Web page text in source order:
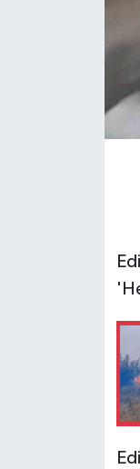
İş Dünyası
Jandarma